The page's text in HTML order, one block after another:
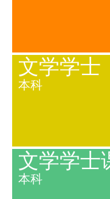
文学学士
本科
文学学士
本科